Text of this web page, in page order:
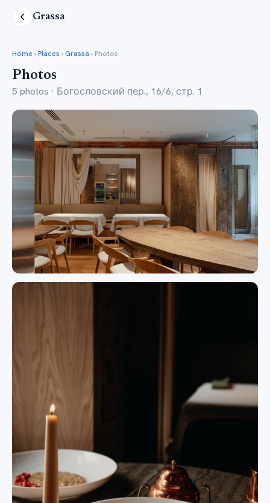
Grassa
Home›Places ›Grassa › Photos
Photos
5 photos · Богословский пер., 16/6, стр. 1